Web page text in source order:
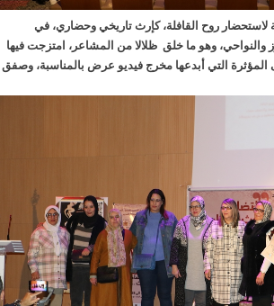
لاستحضار روح القافلة، كإرث تاريخي وحضاري، في
والنواحي، وهو ما خلق ظلالا من المشاعر، امتزجت فيها
المؤثرة التي أبدعها مخرج فيديو عرض بالمناسبة، وصفق